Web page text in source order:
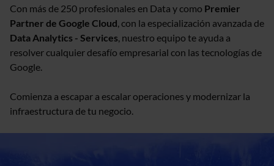
Con más de 250 profesionales en Data y como Premier
Partner de Google Cloud, con la especialización avanzada de
Data Analytics - Services, nuestro equipo te ayuda a
resolver cualquier desafío empresarial con las tecnologías de
Google.
Comienza a escapar a escalar operaciones y modernizar la
infraestructura de tu negocio.